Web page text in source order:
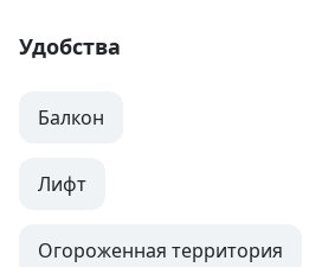
Удобства
Балкон
Лифт
Огороженная территория